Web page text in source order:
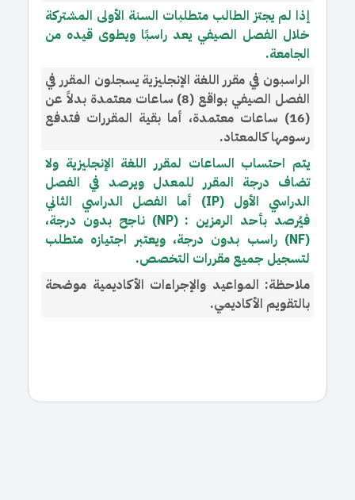
إذا لم يجتز الطالب متطلبات السنة الأولى المشتركة
خلال الفصل الصيفي يعد راسبًا ويطوى قيده من
الجامعة.
الراسبون في مقرر اللغة الإنجليزية يسجلون المقرر في
الفصل الصيفي بواقع (8) ساعات معتمدة بدلاً عن
(16) ساعات معتمدة، أما بقية المقررات فتدفع
رسومها كالمعتاد.
يتم احتساب الساعات لمقرر اللغة الإنجليزية ولا
تضاف درجة المقرر للمعدل ويرصد في الفصل
الدراسي الأول (IP) أما الفصل الدراسي الثاني
فيُرصد بأحد الرمزين : (NP) ناجح بدون درجة،
(NF) راسب بدون درجة، ويعتبر اجتيازه متطلب
لتسجيل جميع مقررات التخصص.
ملاحظة: المواعيد والإجراءات الأكاديمية موضحة
بالتقويم الأكاديمي.​